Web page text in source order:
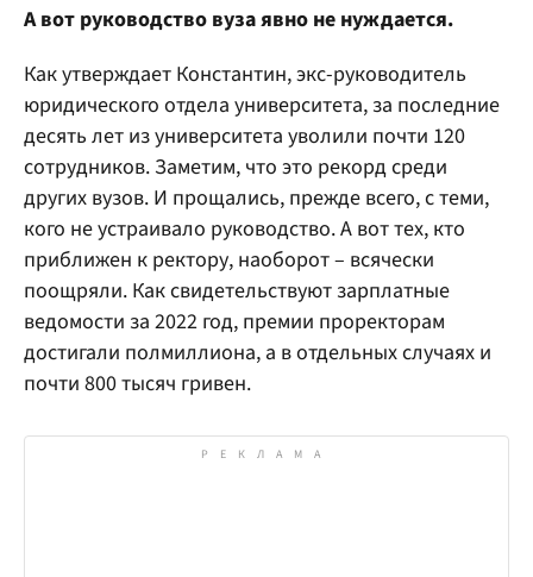
А вот руководство вуза явно не нуждается.
Как утверждает Константин, экс-руководитель
юридического отдела университета, за последние
десять лет из университета уволили почти 120
сотрудников. Заметим, что это рекорд среди
других вузов. И прощались, прежде всего, с теми,
кого не устраивало руководство. А вот тех, кто
приближен к ректору, наоборот – всячески
поощряли. Как свидетельствуют зарплатные
ведомости за 2022 год, премии проректорам
достигали полмиллиона, а в отдельных случаях и
почти 800 тысяч гривен.